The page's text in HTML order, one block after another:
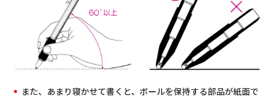
また、あまり寝かせて書くと、ボールを保持する部品が紙面で